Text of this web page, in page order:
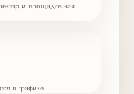
и площадочная
в графике.